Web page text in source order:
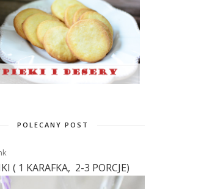
POLECANY POST
( 1 KARAFKA, 2-3 PORCJE)